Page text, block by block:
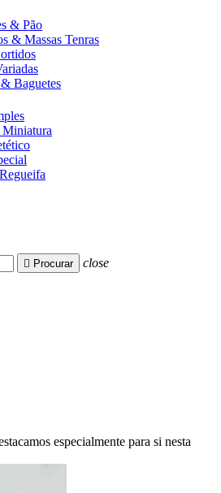
& Pão
& Massas Tenras
Baguetes
Miniatura
 Procurar close
especialmente para si nesta